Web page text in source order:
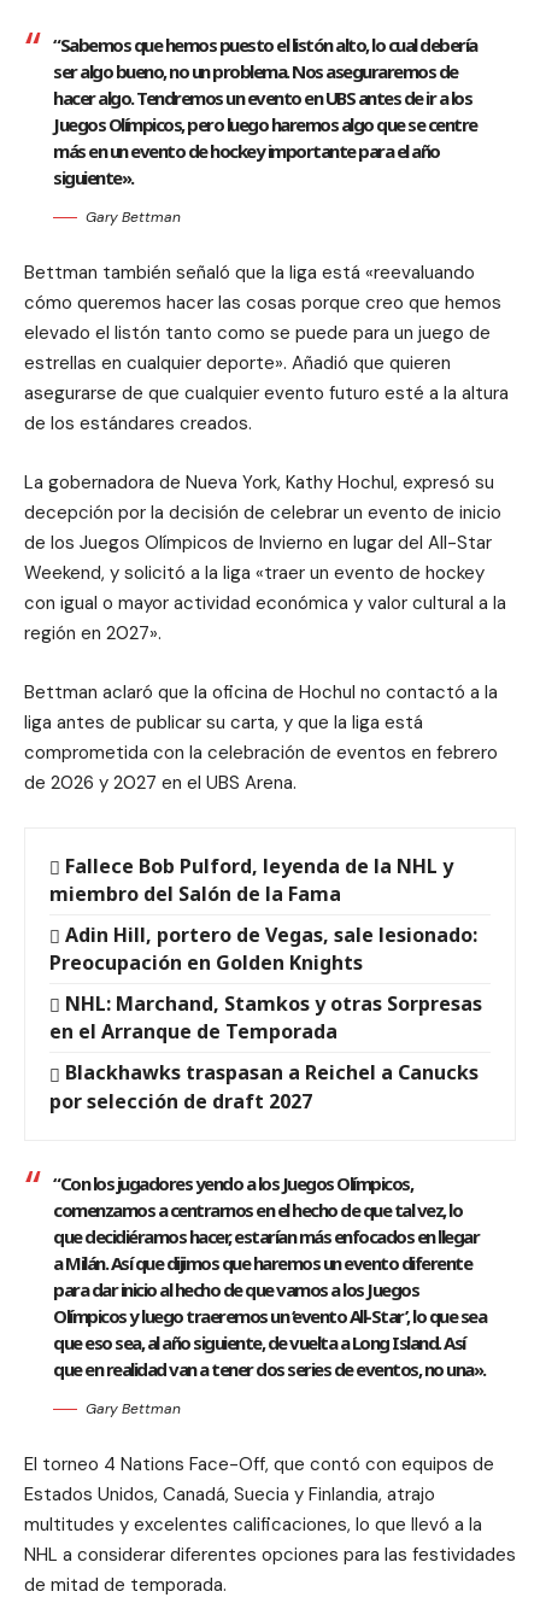
“Sabemos que hemos puesto el listón alto, lo cual debería
ser algo bueno, no un problema. Nos aseguraremos de
hacer algo. Tendremos un evento en UBS antes de ir a los
Juegos Olímpicos, pero luego haremos algo que se centre
más en un evento de hockey importante para el año
siguiente».
Gary Bettman
Bettman también señaló que la liga está «reevaluando
cómo queremos hacer las cosas porque creo que hemos
elevado el listón tanto como se puede para un juego de
estrellas en cualquier deporte». Añadió que quieren
asegurarse de que cualquier evento futuro esté a la altura
de los estándares creados.
La gobernadora de Nueva York, Kathy Hochul, expresó su
decepción por la decisión de celebrar un evento de inicio
de los Juegos Olímpicos de Invierno en lugar del All-Star
Weekend, y solicitó a la liga «traer un evento de hockey
con igual o mayor actividad económica y valor cultural a la
región en 2027».
Bettman aclaró que la oficina de Hochul no contactó a la
liga antes de publicar su carta, y que la liga está
comprometida con la celebración de eventos en febrero
de 2026 y 2027 en el UBS Arena.
Fallece Bob Pulford, leyenda de la NHL y
miembro del Salón de la Fama
Adin Hill, portero de Vegas, sale lesionado:
Preocupación en Golden Knights
NHL: Marchand, Stamkos y otras Sorpresas
en el Arranque de Temporada
Blackhawks traspasan a Reichel a Canucks
por selección de draft 2027
“Con los jugadores yendo a los Juegos Olímpicos,
comenzamos a centrarnos en el hecho de que tal vez, lo
que decidiéramos hacer, estarían más enfocados en llegar
a Milán. Así que dijimos que haremos un evento diferente
para dar inicio al hecho de que vamos a los Juegos
Olímpicos y luego traeremos un ‘evento All-Star’, lo que sea
que eso sea, al año siguiente, de vuelta a Long Island. Así
que en realidad van a tener dos series de eventos, no una».
Gary Bettman
El torneo 4 Nations Face-Off, que contó con equipos de
Estados Unidos, Canadá, Suecia y Finlandia, atrajo
multitudes y excelentes calificaciones, lo que llevó a la
NHL a considerar diferentes opciones para las festividades
de mitad de temporada.